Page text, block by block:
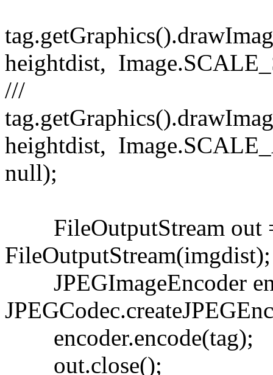
heightdist,
///
heightdist,
null);
FileOutputStream out
JPEGImageEncoder
encoder.encode(tag);
out.close();